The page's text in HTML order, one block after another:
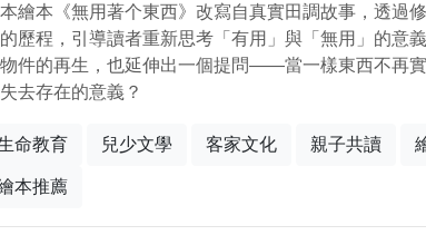
繪本《無用著个東西》改寫自真實田調故事，透過
歷程，引導讀者重新思考「有用」與「無用」的意
件的再生，也延伸出一個提問——當一樣東西不再
去存在的意義？
命教育 兒少文學 客家文化 親子共讀
本推薦